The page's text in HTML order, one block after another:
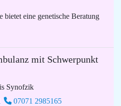
bietet eine genetische Beratung
mit Schwerpunkt
Synofzik
07071 2985165